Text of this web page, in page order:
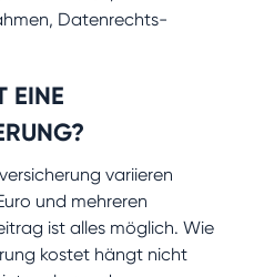
Datenrechts-
EINE
variieren
und mehreren
ist alles möglich. Wie
kostet hängt nicht